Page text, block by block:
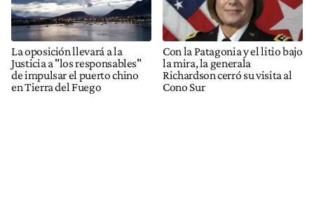
La oposición llevará a la
Justicia a "los responsables"
de impulsar el puerto chino
en Tierra del Fuego
Con la Patagonia y el litio bajo
la mira, la generala
Richardson cerró su visita al
Cono Sur